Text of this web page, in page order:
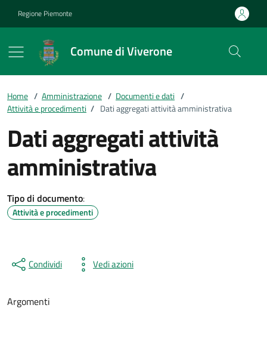
Regione Piemonte
Comune di Viverone
Home / Amministrazione / Documenti e dati /
Attività e procedimenti / Dati aggregati attività amministrativa
Dati aggregati attività
amministrativa
Tipo di documento:
Attività e procedimenti
Condividi Vedi azioni
Argomenti